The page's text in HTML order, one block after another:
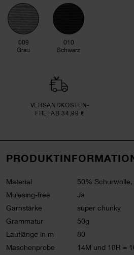
009
Grau
010
Schwarz
VERSAND­KOSTEN­
FREI AB 34,99 €
Material
50%
Mulesing-free
Ja
Garnstärke
super chunky
Grammatur
50g
Lauflänge in m
80
Maschenprobe
14M und 18R =